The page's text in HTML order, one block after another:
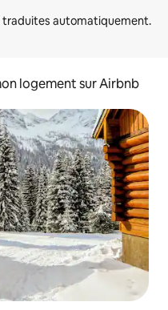
logement sur Airbnb